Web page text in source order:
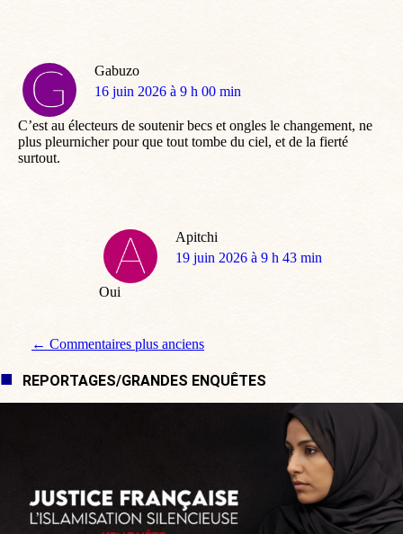
Gabuzo
dit
16 juin 2026 à 9 h 00 min
C’est au électeurs de soutenir becs et ongles le changement, ne
plus pleurnicher pour que tout tombe du ciel, et de la fierté
surtout.
Apitchi
dit
19 juin 2026 à 9 h 43 min
Oui
Navigation de commentaire
← Commentaires plus anciens
REPORTAGES/GRANDES ENQUÊTES